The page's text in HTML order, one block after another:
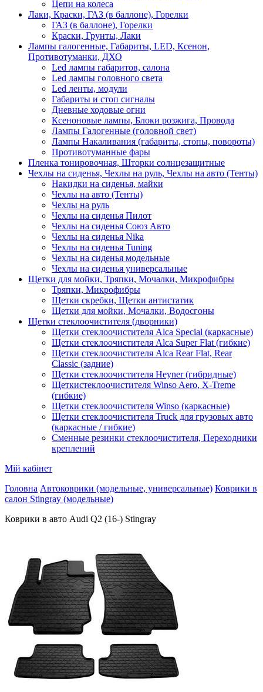
Цепи на колеса
Лаки, Краски, ГАЗ (в баллоне), Горелки
ГАЗ (в баллоне), Горелки
Краски, Грунты, Лаки
Лампы галогенные, Габариты, LED, Ксенон,
Противотуманки, ДХО
Led лампы габаритов, салона
Led лампы головного света
Led ленты, модули
Габариты и стоп сигналы
Дневные ходовые огни
Ксеноновые лампы, Блоки розжига, Провода
Лампы Галогенные (головной свет)
Лампы Накаливания (габариты, стопы, повороты)
Противотуманные фары
Пленка тонировочная, Шторки солнцезащитные
Чехлы на сиденья, Чехлы на руль, Чехлы на авто (Тенты)
Накидки на сиденья, майки
Чехлы на авто (Тенты)
Чехлы на руль
Чехлы на сиденья Пилот
Чехлы на сиденья Союз Авто
Чехлы на сиденья Nika
Чехлы на сиденья Tuning
Чехлы на сиденья модельные
Чехлы на сиденья универсальные
Щетки для мойки, Тряпки, Мочалки, Микрофибры
Тряпки, Микрофибры
Щетки скребки, Щетки антистатик
Щетки для мойки, Мочалки, Водосгоны
Щетки стеклоочистителя (дворники)
Щетки стеклоочистителя Alca Special (каркасные)
Щетки стеклоочистителя Alca Super Flat (гибкие)
Щетки стеклоочистителя Alca Rear Flat, Rear
Classic (задние)
Щетки стеклоочистителя Heyner (гибридные)
Щеткистеклоочистителя Winso Aero, X-Treme
(гибкие)
Щетки стеклоочистителя Winso (каркасные)
Щетки стеклоочистителя Truck для грузовых авто
(каркасные / гибкие)
Сменные резинки стеклоочистителя, Переходники
креплений
Мій кабінет
Головна Автоковрики (модельные, универсальные) Коврики в
салон Stingray (модельные)
Коврики в авто Audi Q2 (16-) Stingray